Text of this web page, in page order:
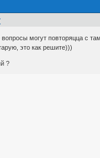
вопросы могут повторяцца с
это как решите)))
?